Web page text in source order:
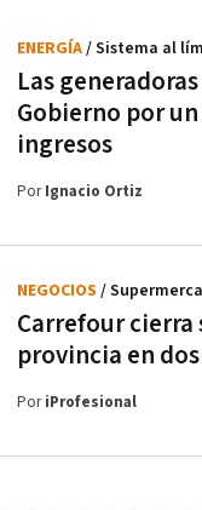
Las
Gobierno por
ingresos
ENERGÍA/ Sistema al
PorIgnacio Ortiz
Carrefour cierra
provincia en
NEGOCIOS /
PoriProfesional